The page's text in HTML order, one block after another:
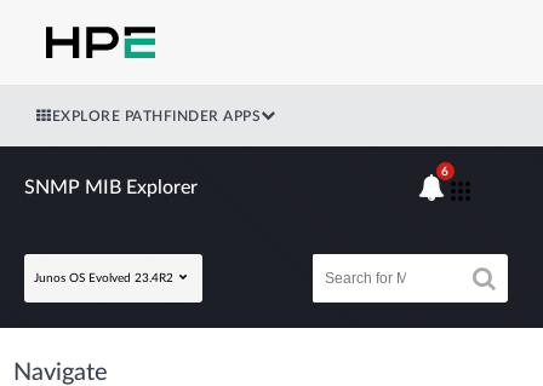
EXPLORE PATHFINDER APPS
SNMP MIB Explorer
Junos OS Evolved 23.4R2
6
Navigate